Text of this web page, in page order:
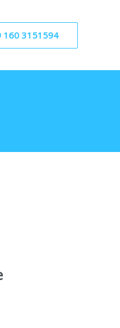
160 3151594